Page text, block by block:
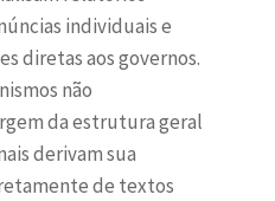
individuais e
diretas aos governos.
não
da estrutura geral
derivam sua
de textos